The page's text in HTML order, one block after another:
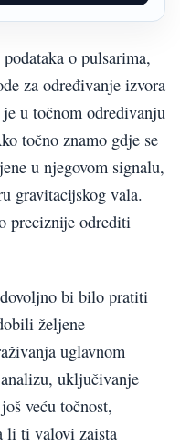
o pulsarima,
za određivanje izvora
u točnom određivanju
točno znamo gdje se
u njegovom signalu,
gravitacijskog vala.
preciznije odrediti
bi bilo pratiti
željene
uglavnom
uključivanje
veću točnost,
li ti valovi zaista